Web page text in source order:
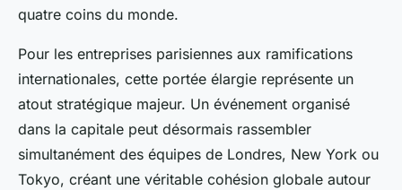
quatre coins du monde.
Pour les entreprises parisiennes aux ramifications
internationales, cette portée élargie représente un
atout stratégique majeur. Un événement organisé
dans la capitale peut désormais rassembler
simultanément des équipes de Londres, New York ou
Tokyo, créant une véritable cohésion globale autour